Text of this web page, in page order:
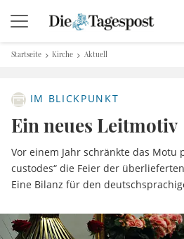
Startseite Kirche Aktuell
IM BLICKPUNKT
Ein neues Leitmotiv
Vor einem Jahr schränkte das Motu
custodes“ die Feier der
Eine Bilanz für den